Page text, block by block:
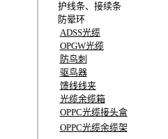
护线条、接续条
防晕环
ADSS光缆
OPGW光缆
防鸟刺
驱鸟器
馈线线夹
光缆余缆箱
OPPC光缆接头盒
OPPC光缆余缆架